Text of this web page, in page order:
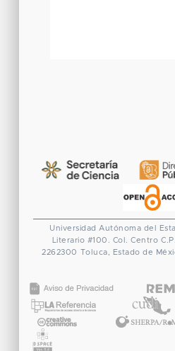
Universidad Autónoma del
Literario #100. Col. Centro
2262300 Toluca, Estado de